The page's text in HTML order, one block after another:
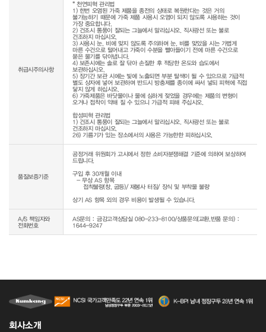
취급시주의사항
* 천연피혁 관리법
1) 한번 오염된 가죽 제품을 종전의 상태로 복원한다는 것은 거의
불가능하기 때문에 가죽 제품 사용시 오염이 되지 않도록 사용하는 것이
가장 중요합니다.
2) 건조시 통풍이 잘되는 그늘에서 말리십시오. 직사광선 또는 불로
건조하지 마십시오.
3) 사용시 눈, 비에 맞지 않도록 주의하며 눈, 비를 맞았을 시는 가볍게
마른 수건으로 털어내고 가죽이 수분을 빨아들이기 전에 마른 수건으로
묻은 물기를 닦아냅니다.
4) 보존시에는 솔로 잘 닦아 손질한 후 적당한 온도와 습도에서
보관하십시오.
5) 장기간 보관 시에는 빛에 노출되면 부분 탈색이 될 수 있으므로 가급적
별도 상자에 넣어 보관하며 반드시 방충제를 종이에 싸서 넣되 피혁에 직접
닿지 않게 하십시오.
6) 가죽제품은 바닷물이나 물에 심하게 젖었을 경우에는 제품의 변형이
오거나 접착이 약해 질 수 있으니 가급적 피해 주십시오.
합성피혁 관리법
1) 건조시 통풍이 잘되는 그늘에서 말리십시오. 직사광선 또는 불로
건조하지 마십시오.
26) 기름기가 있는 장소에서의 사용은 가능한한 피하십시오.
품질보증기준
공정거래 위원회가 고시에서 정한 소비자분쟁해결 기준에 의하여 보상하여
드립니다.
구입 후 30개월 이내
  - 무상 AS 항목
상기 AS 항목 외의 경우 비용이 발생될 수 있습니다.
A/S 책임자와
전화번호
AS문의 : 금강고객상담실 080-233-8100/상품문의(교환,반품 문의) :
1644-9247
회사소개